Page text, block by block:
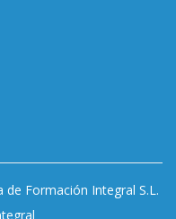
de Formación Integral S.L.